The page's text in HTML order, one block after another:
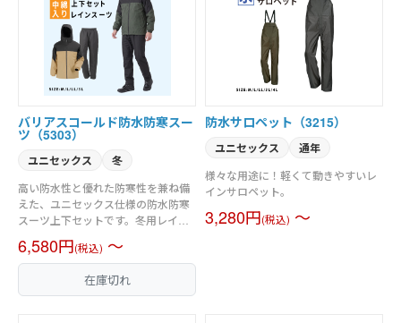
バリアスコールド防水防寒スー
ツ（5303）
ユニセックス 冬
高い防水性と優れた防寒性を兼ね備
えた、ユニセックス仕様の防水防寒
スーツ上下セットです。冬用レイン
中綿キルト（中わた）仕様により抜
群の保温性を発揮し、真冬でもしっ
かりと暖かい着心地。耐水圧
10,000mmで雨や雪に対応できま
6,580円(税込) ～
在庫切れ
防水サロペット（3215）
ユニセックス 通年
様々な用途に！軽くて動きやすいレ
インサロペット。
3,280円(税込) ～